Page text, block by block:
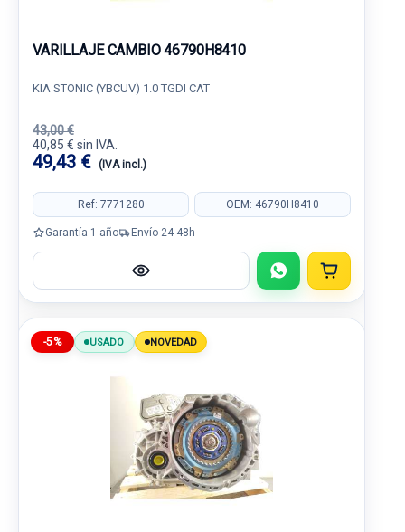
VARILLAJE CAMBIO 46790H8410
KIA STONIC (YBCUV) 1.0 TGDI CAT
43,00 €
40,85 € sin IVA.
49,43 € (IVA incl.)
Ref: 7771280 OEM: 46790H8410
Garantía 1 año Envío 24-48h
-5% USADO NOVEDAD